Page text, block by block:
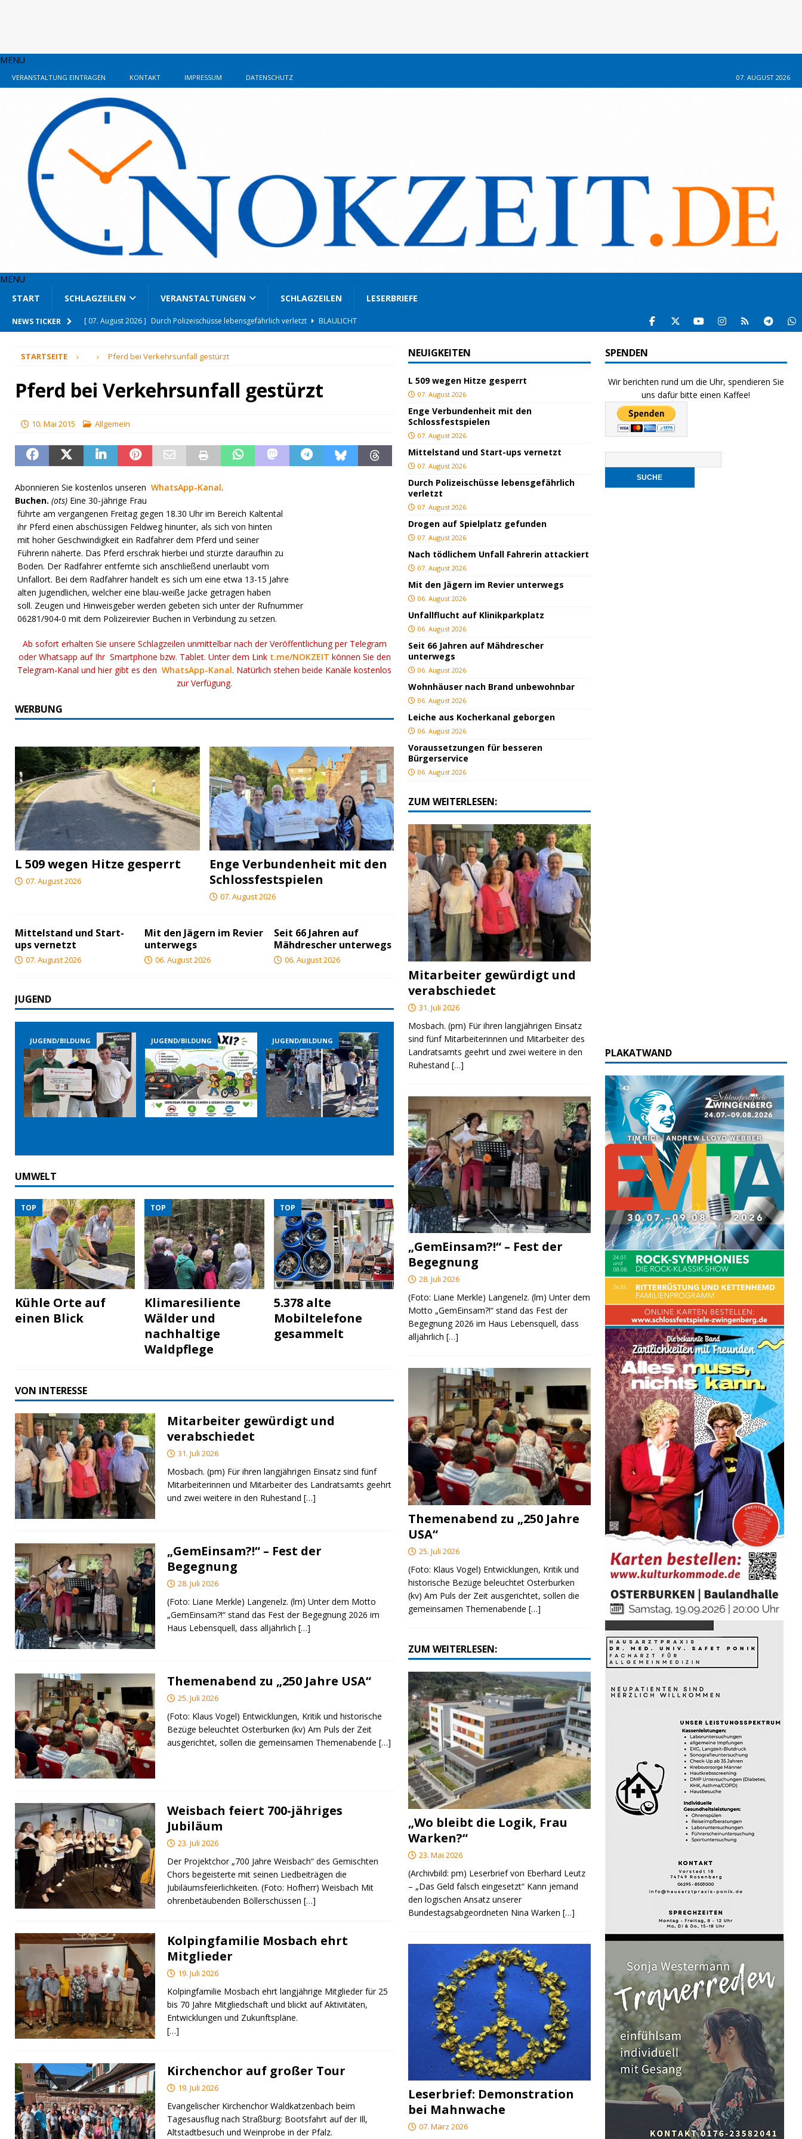
MENU
VERANSTALTUNG EINTRAGEN KONTAKT IMPRESSUM DATENSCHUTZ 07. AUGUST 2026
MENU
START
SCHLAGZEILEN VERANSTALTUNGEN SCHLAGZEILEN LESERBRIEFE
NEWS TICKER [ 07. August 2026 ] Drogen auf Spielplatz gefunden
BLAULICHT
[ 06. August 2026 ] Mit den Jägern im Revier unterwegs
[ 06. August 2026 ]
Unfallflucht auf Klinikparkplatz
BLAULICHT
Seit 66 Jahren auf Mähdrescher unterwegs
[ 06. August 2026 ]
[ 07. August 2026 ]
Enge Verbundenheit mit den Schlossfestspielen
KULTUR
[ 07. August 2026 ]
Mittelstand und Start-ups vernetzt
[ 07. August 2026 ]
STARTSEITE Pferd bei Verkehrsunfall gestürzt
Pferd bei Verkehrsunfall gestürzt
10. Mai 2015 Allgemein
Abonnieren Sie kostenlos unseren WhatsApp-Kanal.
Buchen. (ots) Eine 30-jährige Frau
führte am vergangenen Freitag gegen 18.30 Uhr im Bereich Kaltental
ihr Pferd einen abschüssigen Feldweg hinunter, als sich von hinten
mit hoher Geschwindigkeit ein Radfahrer dem Pferd und seiner
Führerin näherte. Das Pferd erschrak hierbei und stürzte daraufhin zu
Boden. Der Radfahrer entfernte sich anschließend unerlaubt vom
Unfallort. Bei dem Radfahrer handelt es sich um eine etwa 13-15 Jahre
alten Jugendlichen, welcher eine blau-weiße Jacke getragen haben
soll. Zeugen und Hinweisgeber werden gebeten sich unter der Rufnummer
06281/904-0 mit dem Polizeirevier Buchen in Verbindung zu setzen.
Ab sofort erhalten Sie unsere Schlagzeilen unmittelbar nach der Veröffentlichung per Telegram
oder Whatsapp auf Ihr Smartphone bzw. Tablet. Unter dem Link t.me/NOKZEIT können Sie den
Telegram-Kanal und hier gibt es denWhatsApp-Kanal. Natürlich stehen beide Kanäle kostenlos
zur Verfügung.
WERBUNG
L 509 wegen Hitze gesperrt
07. August 2026
Enge Verbundenheit mit den
Schlossfestspielen
07. August 2026
Mittelstand und Start-
ups vernetzt
07. August 2026
Mit den Jägern im Revier
unterwegs
06. August 2026
Seit 66 Jahren auf
Mähdrescher unterwegs
06. August 2026
JUGEND
BILDUNG JUGEND/BILDUNG JUGEND/BILDUNG JUGEND/BILDUNG JUGEND/BILDUNG
UMWELT
TOP
Kühle Orte auf
einen Blick
TOP
Klimaresiliente
Wälder und
nachhaltige
Waldpflege
TOP
5.378 alte
Mobiltelefone
gesammelt
VON INTERESSE
Mitarbeiter gewürdigt und
verabschiedet
31. Juli 2026
Mosbach. (pm) Für ihren langjährigen Einsatz sind fünf
Mitarbeiterinnen und Mitarbeiter des Landratsamts geehrt
und zwei weitere in den Ruhestand […]
„GemEinsam?!“ – Fest der
Begegnung
28. Juli 2026
(Foto: Liane Merkle) Langenelz. (lm) Unter dem Motto
„GemEinsam?!“ stand das Fest der Begegnung 2026 im
Haus Lebensquell, dass alljährlich […]
Themenabend zu „250 Jahre USA“
25. Juli 2026
(Foto: Klaus Vogel) Entwicklungen, Kritik und historische
Bezüge beleuchtet Osterburken (kv) Am Puls der Zeit
ausgerichtet, sollen die gemeinsamen Themenabende […]
Weisbach feiert 700-jähriges
Jubiläum
23. Juli 2026
Der Projektchor „700 Jahre Weisbach“ des Gemischten
Chors begeisterte mit seinen Liedbeiträgen die
Jubiläumsfeierlichkeiten. (Foto: Hofherr) Weisbach Mit
ohrenbetäubenden Böllerschüssen […]
Kolpingfamilie Mosbach ehrt
Mitglieder
19. Juli 2026
Kolpingfamilie Mosbach ehrt langjährige Mitglieder für 25
bis 70 Jahre Mitgliedschaft und blickt auf Aktivitäten,
Entwicklungen und Zukunftspläne.
[…]
Kirchenchor auf großer Tour
19. Juli 2026
Evangelischer Kirchenchor Waldkatzenbach beim
Tagesausflug nach Straßburg: Bootsfahrt auf der Ill,
Altstadtbesuch und Weinprobe in der Pfalz.
NEUIGKEITEN
L 509 wegen Hitze gesperrt
07. August 2026
Enge Verbundenheit mit den
Schlossfestspielen
07. August 2026
Mittelstand und Start-ups vernetzt
07. August 2026
Durch Polizeischüsse lebensgefährlich
verletzt
07. August 2026
Drogen auf Spielplatz gefunden
07. August 2026
Nach tödlichem Unfall Fahrerin attackiert
07. August 2026
Mit den Jägern im Revier unterwegs
06. August 2026
Unfallflucht auf Klinikparkplatz
06. August 2026
Seit 66 Jahren auf Mähdrescher
unterwegs
06. August 2026
Wohnhäuser nach Brand unbewohnbar
06. August 2026
Leiche aus Kocherkanal geborgen
06. August 2026
Voraussetzungen für besseren
Bürgerservice
06. August 2026
ZUM WEITERLESEN:
Mitarbeiter gewürdigt und
verabschiedet
31. Juli 2026
Mosbach. (pm) Für ihren langjährigen Einsatz
sind fünf Mitarbeiterinnen und Mitarbeiter des
Landratsamts geehrt und zwei weitere in den
Ruhestand[…]
„GemEinsam?!“ – Fest der
Begegnung
28. Juli 2026
(Foto: Liane Merkle) Langenelz. (lm) Unter dem
Motto „GemEinsam?!“ stand das Fest der
Begegnung 2026 im Haus Lebensquell, dass
alljährlich[…]
Themenabend zu „250 Jahre
USA“
25. Juli 2026
(Foto: Klaus Vogel) Entwicklungen, Kritik und
historische Bezüge beleuchtet Osterburken
(kv) Am Puls der Zeit ausgerichtet, sollen die
gemeinsamen Themenabende[…]
ZUM WEITERLESEN:
„Wo bleibt die Logik, Frau
Warken?“
23. Mai 2026
(Archivbild: pm) Leserbrief von Eberhard Leutz
– „Das Geld falsch eingesetzt“ Kann jemand
den logischen Ansatz unserer
Bundestagsabgeordneten Nina Warken[…]
Leserbrief: Demonstration
bei Mahnwache
07. März 2026
SPENDEN
Wir berichten rund um die Uhr, spendieren Sie
uns dafür bitte einen Kaffee!
PLAKATWAND